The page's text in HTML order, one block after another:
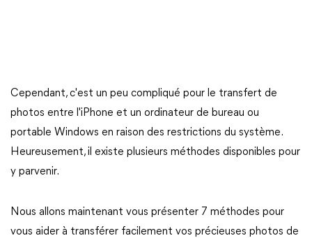
Cependant, c'est un peu compliqué pour le transfert de
photos entre l'iPhone et un ordinateur de bureau ou
portable Windows en raison des restrictions du système.
Heureusement, il existe plusieurs méthodes disponibles pour
y parvenir.
Nous allons maintenant vous présenter 7 méthodes pour
vous aider à transférer facilement vos précieuses photos de